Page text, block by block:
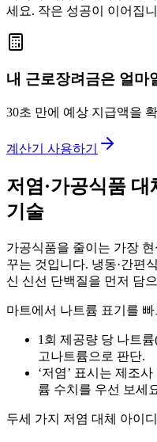
세요. 작은 성공이 이어집
내 근로장려금은 얼마
30초 만에 예상 지급액을
계산기 사용하기
저염·가공식품
기술
가공식품을 줄이는 가장
꾸는 것입니다. 냉동·간편
신 신선 단백질을 먼저 담
마트에서 나트륨 표기를
1회 제공량 당 나트
고나트륨으로 판단.
‘저염’ 표시는 제조
륨 수치를 우선 보세
두세 가지 저염 대체 아이